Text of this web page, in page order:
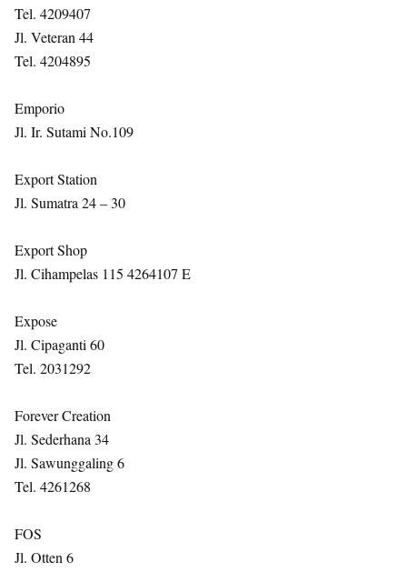
Tel. 4209407
Jl. Veteran 44
Tel. 4204895
Emporio
Jl. Ir. Sutami No.109
Export Station
Jl. Sumatra 24 – 30
Export Shop
Jl. Cihampelas 115 4264107 E
Expose
Jl. Cipaganti 60
Tel. 2031292
Forever Creation
Jl. Sederhana 34
Jl. Sawunggaling 6
Tel. 4261268
FOS
Jl. Otten 6